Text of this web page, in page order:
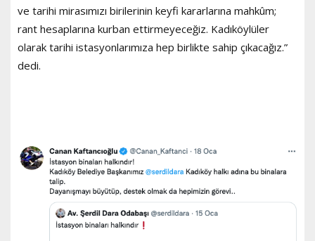
ve tarihi mirasımızı birilerinin keyfi kararlarına mahkûm;
rant hesaplarına kurban ettirmeyeceğiz. Kadıköylüler
olarak tarihi istasyonlarımıza hep birlikte sahip çıkacağız.”
dedi.